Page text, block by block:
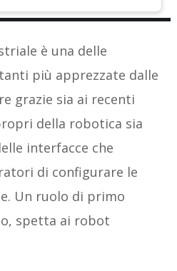
è una delle
più apprezzate dalle
grazie sia ai recenti
della robotica sia
interfacce che
di configurare le
Un ruolo di primo
spetta ai robot